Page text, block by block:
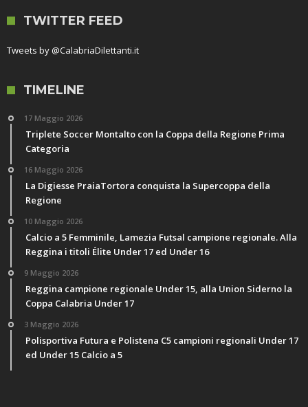
TWITTER FEED
Tweets by @CalabriaDilettanti.it
TIMELINE
17 Maggio 2026
Triplete Soccer Montalto con la Coppa della Regione Prima
Categoria
16 Maggio 2026
La Digiesse PraiaTortora conquista la Supercoppa della
Regione
10 Maggio 2026
Calcio a 5 Femminile, Lamezia Futsal campione regionale. Alla
Reggina i titoli Élite Under 17 ed Under 16
9 Maggio 2026
Reggina campione regionale Under 15, alla Union Siderno la
Coppa Calabria Under 17
3 Maggio 2026
Polisportiva Futura e Polistena C5 campioni regionali Under 17
ed Under 15 Calcio a 5